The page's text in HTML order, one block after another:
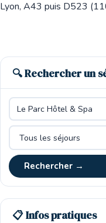
Lyon, A43 puis D523
🔍 Rechercher un
Rechercher →
📋 Infos pratiques